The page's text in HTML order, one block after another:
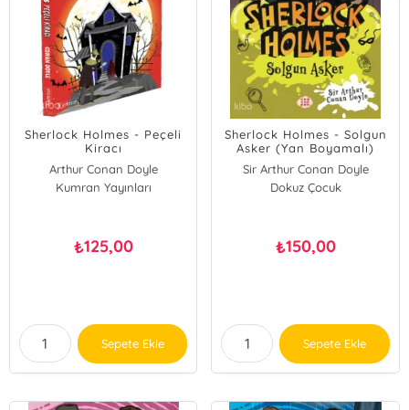
Sherlock Holmes - Peçeli
Kiracı
Arthur Conan Doyle
Kumran Yayınları
₺125,00
Sepete Ekle
Sherlock Holmes - Solgun
Asker (Yan Boyamalı)
Sir Arthur Conan Doyle
Dokuz Çocuk
₺150,00
Sepete Ekle